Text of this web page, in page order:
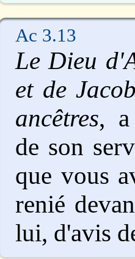
Ac 3.13
Le Dieu
et de
ancêtres, a
de son
que vous
renié
lui, d'avis